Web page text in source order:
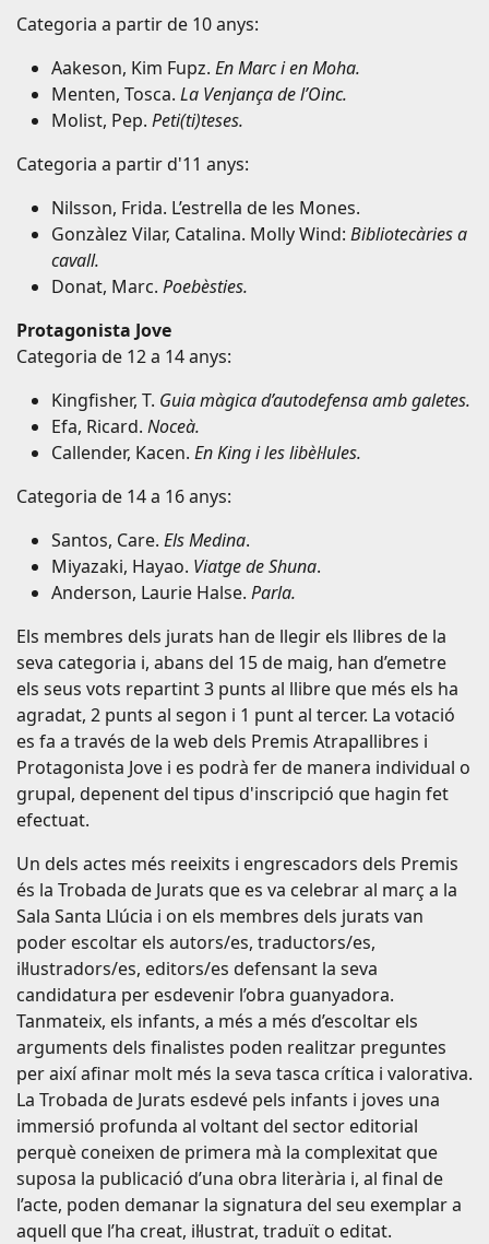
Categoria a partir de 10 anys:
Aakeson, Kim Fupz. En Marc i en Moha.
Menten, Tosca. La Venjança de l’Oinc.
Molist, Pep. Peti(ti)teses.
Categoria a partir d'11 anys:
Nilsson, Frida. L’estrella de les Mones.
Gonzàlez Vilar, Catalina. Molly Wind: Bibliotecàries a
cavall.
Donat, Marc. Poebèsties.
Protagonista Jove
Categoria de 12 a 14 anys:
Kingfisher, T. Guia màgica d’autodefensa amb galetes.
Efa, Ricard. Noceà.
Callender, Kacen. En King i les libèl·lules.
Categoria de 14 a 16 anys:
Santos, Care. Els Medina.
Miyazaki, Hayao. Viatge de Shuna.
Anderson, Laurie Halse. Parla.
Els membres dels jurats han de llegir els llibres de la
seva categoria i, abans del 15 de maig, han d’emetre
els seus vots repartint 3 punts al llibre que més els ha
agradat, 2 punts al segon i 1 punt al tercer. La votació
es fa a través de la web dels Premis Atrapallibres i
Protagonista Jove i es podrà fer de manera individual o
grupal, depenent del tipus d'inscripció que hagin fet
efectuat.
Un dels actes més reeixits i engrescadors dels Premis
és la Trobada de Jurats que es va celebrar al març a la
Sala Santa Llúcia i on els membres dels jurats van
poder escoltar els autors/es, traductors/es,
il·lustradors/es, editors/es defensant la seva
candidatura per esdevenir l’obra guanyadora.
Tanmateix, els infants, a més a més d’escoltar els
arguments dels finalistes poden realitzar preguntes
per així afinar molt més la seva tasca crítica i valorativa.
La Trobada de Jurats esdevé pels infants i joves una
immersió profunda al voltant del sector editorial
perquè coneixen de primera mà la complexitat que
suposa la publicació d’una obra literària i, al final de
l’acte, poden demanar la signatura del seu exemplar a
aquell que l’ha creat, il·lustrat, traduït o editat.